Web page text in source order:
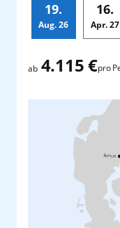
19.
Aug. 26
16.
Apr. 27
ab 4.115 €pro